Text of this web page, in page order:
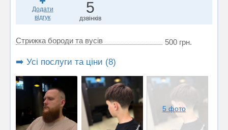
Додати
відгук
5
дзвінків
Стрижка бороди та вусів 500 грн.
➡️ Усі послуги та ціни (8)
5 фото